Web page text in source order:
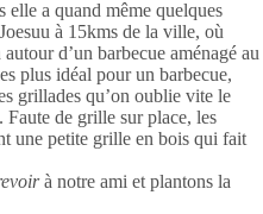
a quand même quelques
à 15kms de la ville, où
d’un barbecue aménagé au
plus idéal pour un barbecue,
grillades qu’on oublie vite le
Faute de grille sur place, les
une petite grille en bois qui fait
à notre ami et plantons la